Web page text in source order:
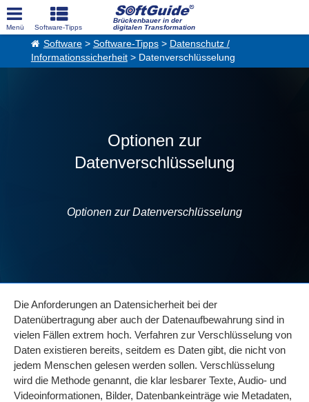
Brückenbauer in der
digitalen Transformation
Software> Software-Tipps> Datenschutz /
Informationssicherheit> Datenverschlüsselung
Optionen zur
Datenverschlüsselung
Optionen zur Datenverschlüsselung
Die Anforderungen an Datensicherheit bei der
Datenübertragung aber auch der Datenaufbewahrung sind in
vielen Fällen extrem hoch. Verfahren zur Verschlüsselung von
Daten existieren bereits, seitdem es Daten gibt, die nicht von
jedem Menschen gelesen werden sollen. Verschlüsselung
wird die Methode genannt, die klar lesbarer Texte, Audio- und
Videoinformationen, Bilder, Datenbankeinträge wie Metadaten,